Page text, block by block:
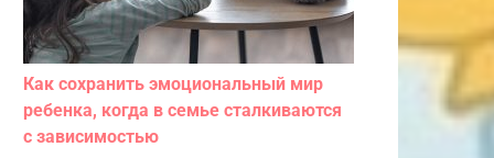
Как сохранить эмоциональный мир
ребенка, когда в семье сталкиваются
с зависимостью